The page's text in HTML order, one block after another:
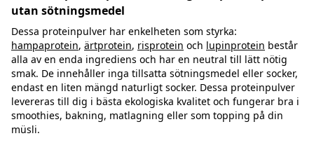
utan sötningsmedel
Dessa proteinpulver har enkelheten som styrka:
hampaprotein, ärtprotein, risprotein och lupinprotein består
alla av en enda ingrediens och har en neutral till lätt nötig
smak. De innehåller inga tillsatta sötningsmedel eller socker,
endast en liten mängd naturligt socker. Dessa proteinpulver
levereras till dig i bästa ekologiska kvalitet och fungerar bra i
smoothies, bakning, matlagning eller som topping på din
müsli.